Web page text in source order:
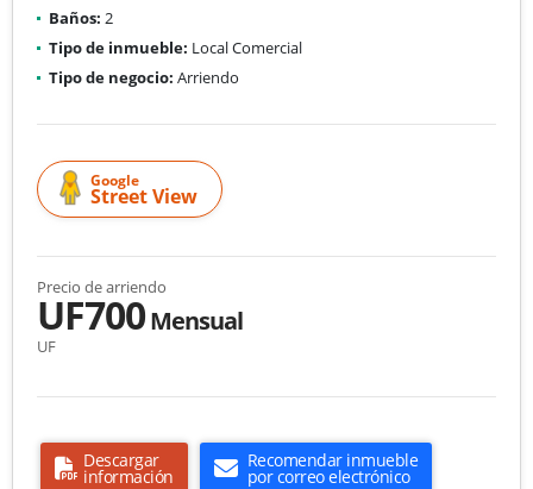
Baños: 2
Tipo de inmueble: Local Comercial
Tipo de negocio: Arriendo
Google
Street View
Precio de arriendo
UF700Mensual
UF
Descargar
información
Recomendar inmueble
por correo electrónico